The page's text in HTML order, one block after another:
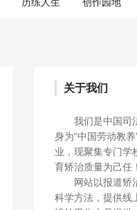
关于我们
我们是中国司法
身为“中国劳动教
业，现聚集专门学
育矫治质量为己任！
网站以报道矫治
科学方法，提供线